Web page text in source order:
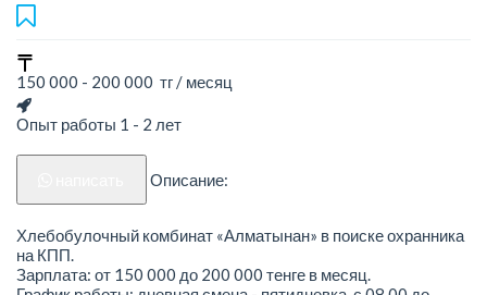
150 000 - 200 000 тг / месяц
Опыт работы 1 - 2 лет
Описание:
Хлебобулочный комбинат «Алматынан» в поиске охранника
на КПП.
Зарплата: от 150 000 до 200 000 тенге в месяц.